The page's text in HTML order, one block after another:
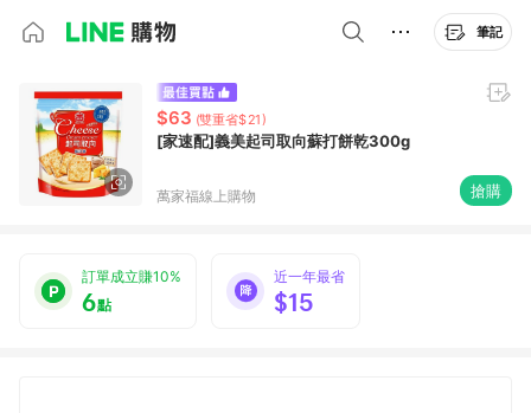
筆記
$63 (雙重省$21)
[家速配]義美起司取向蘇打餅乾300g
萬家福線上購物 搶購
訂單成立賺10%
6點
近一年最省
$15